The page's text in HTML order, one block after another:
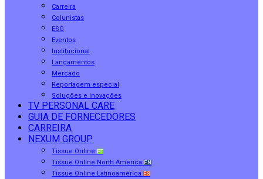
Carreira
Colunistas
ESG
Eventos
Institucional
Lançamentos
Mercado
Reportagem especial
Soluções e Inovações
TV PERSONAL CARE
GUIA DE FORNECEDORES
CARREIRA
NEXUM GROUP
Tissue Online PT
Tissue Online North America EN
Tissue Online Latinoamérica ES